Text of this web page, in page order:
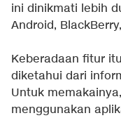
ini dinikmati lebih
Android,
Keberadaan fitur
diketahui dari
Untuk
menggunakan